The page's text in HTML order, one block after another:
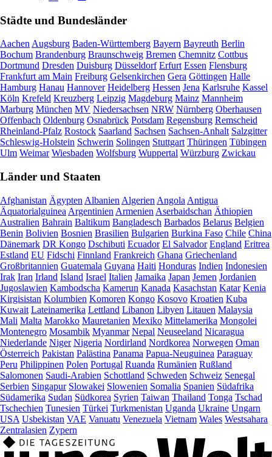
Städte und Bundesländer
Aachen Augsburg Baden-Württemberg Bayern Bayreuth Berlin
Bochum Brandenburg Braunschweig Bremen Chemnitz Cottbus
Dortmund Dresden Duisburg Düsseldorf Erfurt Essen Flensburg
Frankfurt am Main Freiburg Gelsenkirchen Gera Göttingen Halle
Hamburg Hanau Hannover Heidelberg Hessen Jena Karlsruhe Kassel
Köln Krefeld Kreuzberg Leipzig Magdeburg Mainz Mannheim
Marburg München MV Niedersachsen NRW Nürnberg Oberhausen
Offenbach Oldenburg Osnabrück Potsdam Regensburg Remscheid
Rheinland-Pfalz Rostock Saarland Sachsen Sachsen-Anhalt Salzgitter
Schleswig-Holstein Schwerin Solingen Stuttgart Thüringen Tübingen
Ulm Weimar Wiesbaden Wolfsburg Wuppertal Würzburg Zwickau
Länder und Staaten
Afghanistan Ägypten Albanien Algerien Angola Antigua
Äquatorialguinea Argentinien Armenien Aserbaidschan Äthiopien
Australien Bahrain Baltikum Bangladesch Barbados Belarus Belgien
Benin Bolivien Bosnien Brasilien Bulgarien Burkina Faso Chile China
Dänemark DR Kongo Dschibuti Ecuador El Salvador England Eritrea
Estland EU Fidschi Finnland Frankreich Ghana Griechenland
Großbritannien Guatemala Guyana Haiti Honduras Indien Indonesien
Irak Iran Irland Island Israel Italien Jamaika Japan Jemen Jordanien
Jugoslawien Kambodscha Kamerun Kanada Kasachstan Katar Kenia
Kirgisistan Kolumbien Komoren Kongo Kosovo Kroatien Kuba
Kuwait Lateinamerika Lettland Libanon Libyen Litauen Malaysia
Mali Malta Marokko Mauretanien Mexiko Mittelamerika Mongolei
Montenegro Mosambik Myanmar Nepal Neuseeland Nicaragua
Niederlande Niger Nigeria Nordirland Nordkorea Norwegen Oman
Österreich Pakistan Palästina Panama Papua-Neuguinea Paraguay
Peru Philippinen Polen Portugal Ruanda Rumänien Rußland
Salomonen Saudi-Arabien Schottland Schweden Schweiz Senegal
Serbien Singapur Slowakei Slowenien Somalia Spanien Südafrika
Südamerika Sudan Südkorea Syrien Taiwan Thailand Tonga Tschad
Tschechien Tunesien Türkei Turkmenistan Uganda Ukraine Ungarn
USA Usbekistan VAE Vanuatu Venezuela Vietnam Wales Westsahara
Zentralasien Zypern